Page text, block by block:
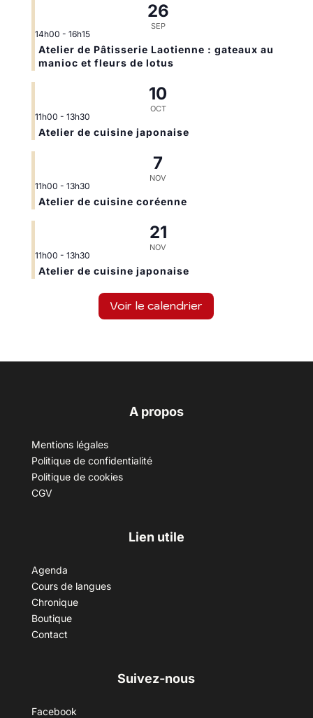
26
SEP
14h00 - 16h15
Atelier de Pâtisserie Laotienne : gateaux au
manioc et fleurs de lotus
10
OCT
11h00 - 13h30
Atelier de cuisine japonaise
7
NOV
11h00 - 13h30
Atelier de cuisine coréenne
21
NOV
11h00 - 13h30
Atelier de cuisine japonaise
Voir le calendrier
A propos
Mentions légales
Politique de confidentialité
Politique de cookies
CGV
Lien utile
Agenda
Cours de langues
Chronique
Boutique
Contact
Suivez-nous
Facebook